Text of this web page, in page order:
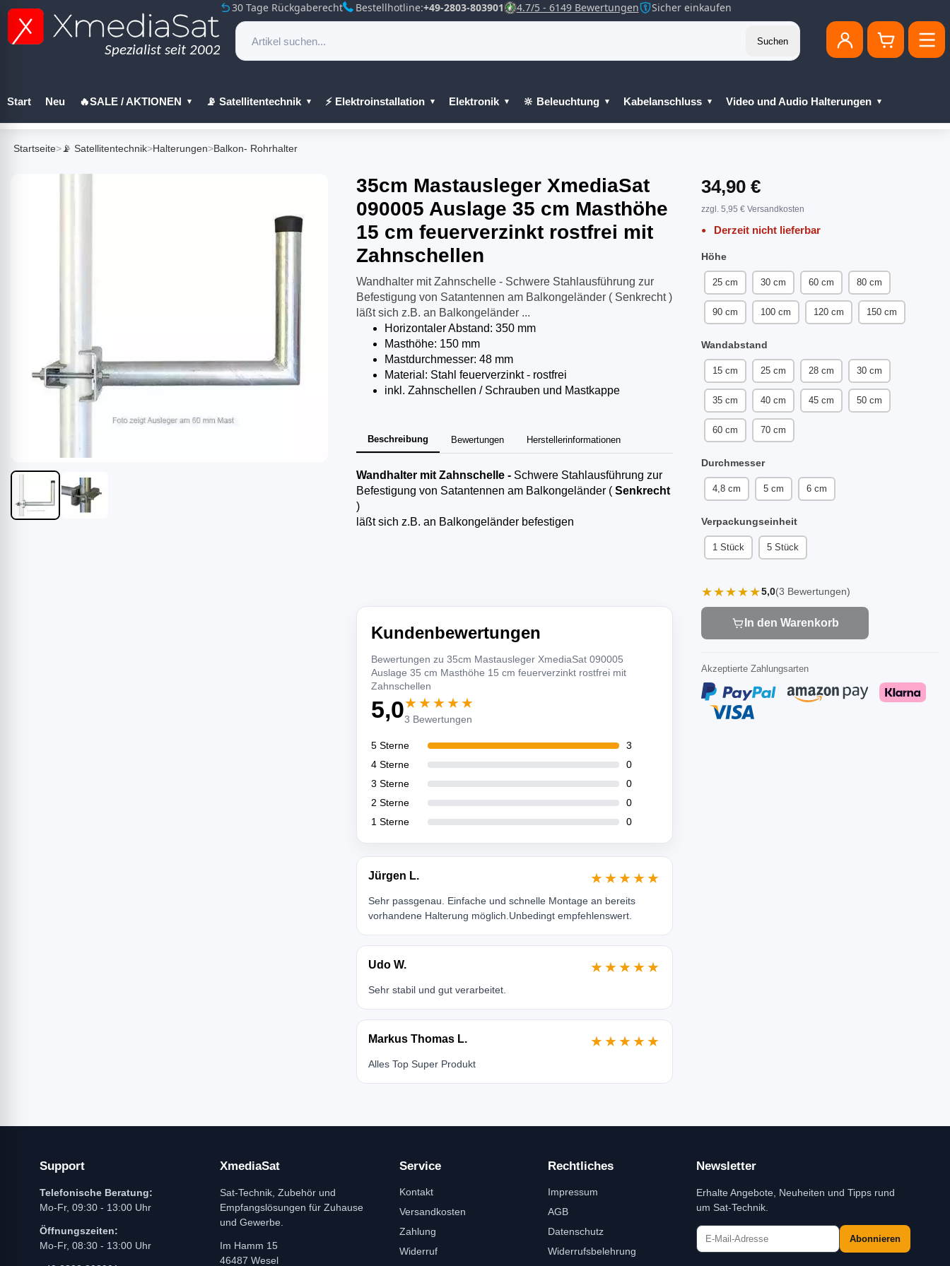
30 Tage Rückgaberecht Bestellhotline:+49-2803-803901 4.7/5 - 6149 Bewertungen Sicher einkaufen
Suchen
Start Neu 🔥SALE / AKTIONEN 📡 Satellitentechnik ⚡ Elektroinstallation Elektronik 🔆 Beleuchtung Kabelanschluss Video und Audio Halterungen
🔧 Werkzeug
Startseite>📡 Satellitentechnik>Halterungen>Balkon- Rohrhalter
35cm Mastausleger XmediaSat
090005 Auslage 35 cm Masthöhe
15 cm feuerverzinkt rostfrei mit
Zahnschellen
Wandhalter mit Zahnschelle - Schwere Stahlausführung zur
Befestigung von Satantennen am Balkongeländer ( Senkrecht )
läßt sich z.B. an Balkongeländer ...
Horizontaler Abstand: 350 mm
Masthöhe: 150 mm
Mastdurchmesser: 48 mm
Material: Stahl feuerverzinkt - rostfrei
inkl. Zahnschellen / Schrauben und Mastkappe
Beschreibung Bewertungen Herstellerinformationen
Wandhalter mit Zahnschelle - Schwere Stahlausführung zur
Befestigung von Satantennen am Balkongeländer ( Senkrecht
)
läßt sich z.B. an Balkongeländer befestigen
Kundenbewertungen
Bewertungen zu 35cm Mastausleger XmediaSat 090005
Auslage 35 cm Masthöhe 15 cm feuerverzinkt rostfrei mit
Zahnschellen
5,0★★★★★
3 Bewertungen
5 Sterne
3
4 Sterne
0
3 Sterne
0
2 Sterne
0
1 Sterne
0
Jürgen L. ★★★★★
Sehr passgenau. Einfache und schnelle Montage an bereits
vorhandene Halterung möglich.Unbedingt empfehlenswert.
Udo W. ★★★★★
Sehr stabil und gut verarbeitet.
Markus Thomas L. ★★★★★
Alles Top Super Produkt
34,90 €
zzgl. 5,95 € Versandkosten
Derzeit nicht lieferbar
Höhe
25 cm 30 cm 60 cm 80 cm
90 cm 100 cm 120 cm 150 cm
Wandabstand
15 cm 25 cm 28 cm 30 cm
35 cm 40 cm 45 cm 50 cm
60 cm 70 cm
Durchmesser
4,8 cm 5 cm 6 cm
Verpackungseinheit
1 Stück 5 Stück
★★★★★5,0(3 Bewertungen)
In den Warenkorb
Akzeptierte Zahlungsarten
Support
Telefonische Beratung:
Mo-Fr, 09:30 - 13:00 Uhr
Öffnungszeiten:
Mo-Fr, 08:30 - 13:00 Uhr
XmediaSat
Sat-Technik, Zubehör und
Empfangslösungen für Zuhause
und Gewerbe.
Im Hamm 15
46487 Wesel
Service
Kontakt
Versandkosten
Zahlung
Widerruf
Rechtliches
Impressum
AGB
Datenschutz
Widerrufsbelehrung
Newsletter
Erhalte Angebote, Neuheiten und Tipps rund
um Sat-Technik.
Abonnieren